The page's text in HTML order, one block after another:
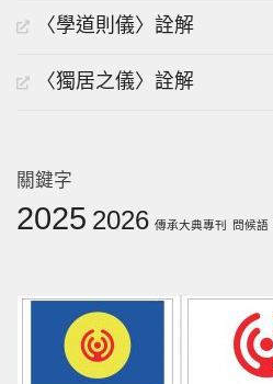
〈學道則儀〉詮解
〈獨居之儀〉詮解
關鍵字
2025 2026 傳承大典專刊 問候語